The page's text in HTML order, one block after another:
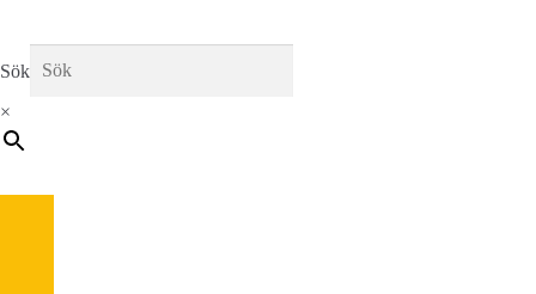
Pjäxor(14)
Sök
×